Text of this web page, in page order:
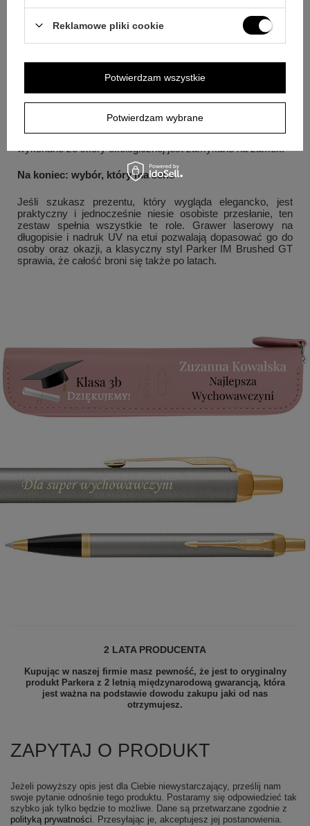
dedykację, klasę oraz ozdobną grafikę, na przykład biret i
dyplom.
Pytanie:Jak działa mechanizm w tym modelu?
Pytanie:Jakiego koloru jest wkład w zestawie?
Odpowiedź:Dołączony jest oryginalny wkład Parker w
Pytanie:Jak zamykane jest etui?Odpowiedź:Etui
wykonane ze skóry ekologicznej jest zamykane na zamek.
Na koniec: wybór, który ma sens
Jeśli szukasz prezentu, który wygląda elegancko, jest
praktyczny i jednocześnie niesie osobiste przesłanie, ten
zestaw spełnia wszystkie te role. Grawer laserowy na
długopisie i nadruk UV na etui pozwalają dopasować go do
osoby oraz okazji, a klasyczny styl Parker IM Brushed GT
sprawia, że całość broni się także po latach.
2 LATA PRODUCENTA
Kupując w naszej firmie masz pewność, że jest to oryginalny
produkt Parkera z 2 letnią międzynarodową gwarancją, która
jest ważna na podstawie dowodu zakupu jaki od nas
otrzymujesz.
ZAPYTAJ O PRODUKT
Jeżeli powyższy opis jest dla Ciebie niewystarczający, prześlij nam
swoje pytanie odnośnie tego produktu. Postaramy się odpowiedzieć tak
szybko jak tylko będzie to możliwe. Dane są przetwarzane zgodnie z
polityką prywatności. Przesyłając je, akceptujesz jej postanowienia.
Reklamowe pliki cookie
Potwierdzam wybrane
Potwierdzam wszystkie